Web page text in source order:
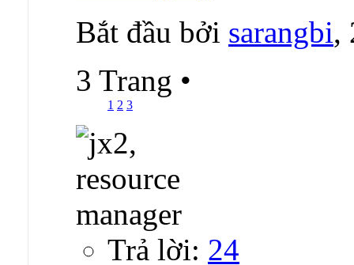
Bắt đầu bởi sarangbi,
3 Trang •
1 2 3
Trả lời: 24